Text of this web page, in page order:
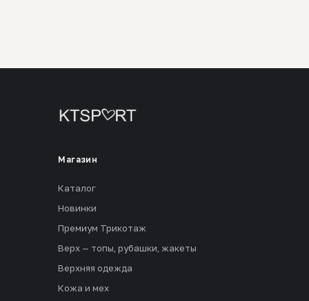
Магазин
Каталог
Новинки
Премиум Трикотаж
Верх — топы, рубашки, жакеты
Верхняя одежда
Кожа и мех